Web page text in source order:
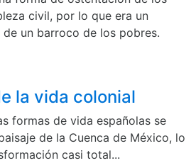
civil, por lo que era un
un barroco de los pobres.
la vida colonial
formas de vida españolas se
de la Cuenca de México, lo
casi total...